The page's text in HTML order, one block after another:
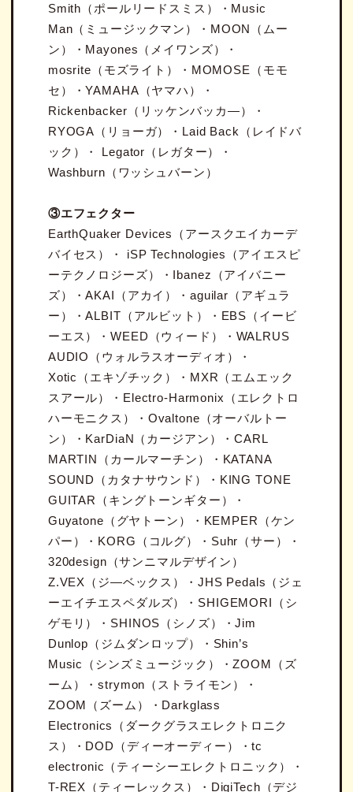
Smith（ポールリードスミス）・Music
Man（ミュージックマン）・MOON（ムー
ン）・Mayones（メイワンズ）・
mosrite（モズライト）・MOMOSE（モモ
セ）・YAMAHA（ヤマハ）・
Rickenbacker（リッケンバッカ―）・
RYOGA（リョーガ）・Laid Back（レイドバ
ック）・ Legator（レガター）・
Washburn（ワッシュバーン）
③エフェクター
EarthQuaker Devices（アースクエイカーデ
バイセス）・ iSP Technologies（アイエスピ
ーテクノロジーズ）・Ibanez（アイバニー
ズ）・AKAI（アカイ）・aguilar（アギュラ
ー）・ALBIT（アルビット）・EBS（イービ
ーエス）・WEED（ウィード）・WALRUS
AUDIO（ウォルラスオーディオ）・
Xotic（エキゾチック）・MXR（エムエック
スアール）・Electro-Harmonix（エレクトロ
ハーモニクス）・Ovaltone（オーバルトー
ン）・KarDiaN（カージアン）・CARL
MARTIN（カールマーチン）・KATANA
SOUND（カタナサウンド）・KING TONE
GUITAR（キングトーンギター）・
Guyatone（グヤトーン）・KEMPER（ケン
パー）・KORG（コルグ）・Suhr（サー）・
320design（サンニマルデザイン）
Z.VEX（ジ―ベックス）・JHS Pedals（ジェ
ーエイチエスペダルズ）・SHIGEMORI（シ
ゲモリ）・SHINOS（シノズ）・Jim
Dunlop（ジムダンロップ）・Shin’s
Music（シンズミュージック）・ZOOM（ズ
ーム）・strymon（ストライモン）・
ZOOM（ズーム）・Darkglass
Electronics（ダークグラスエレクトロニク
ス）・DOD（ディーオーディー）・tc
electronic（ティーシーエレクトロニック）・
T-REX（ティーレックス）・DigiTech（デジ